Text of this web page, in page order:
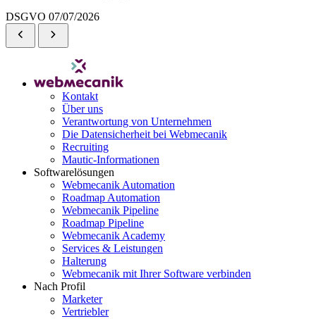
DSGVO 07/07/2026
Kontakt
Über uns
Verantwortung von Unternehmen
Die Datensicherheit bei Webmecanik
Recruiting
Mautic-Informationen
Softwarelösungen
Webmecanik Automation
Roadmap Automation
Webmecanik Pipeline
Roadmap Pipeline
Webmecanik Academy
Services & Leistungen
Halterung
Webmecanik mit Ihrer Software verbinden
Nach Profil
Marketer
Vertriebler